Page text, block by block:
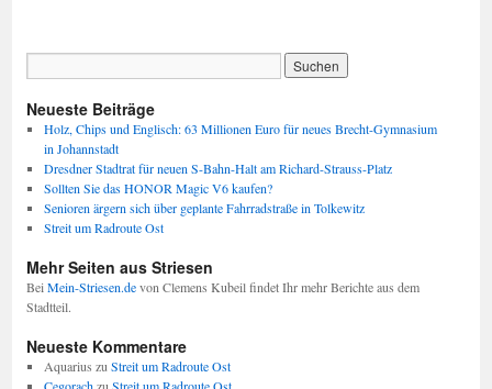
Neueste Beiträge
Holz, Chips und Englisch: 63 Millionen Euro für neues Brecht-Gymnasium
in Johannstadt
Dresdner Stadtrat für neuen S-Bahn-Halt am Richard-Strauss-Platz
Sollten Sie das HONOR Magic V6 kaufen?
Senioren ärgern sich über geplante Fahrradstraße in Tolkewitz
Streit um Radroute Ost
Mehr Seiten aus Striesen
Bei Mein-Striesen.devon Clemens Kubeil findet Ihr mehr Berichte aus dem
Stadtteil.
Neueste Kommentare
Aquarius zu Streit um Radroute Ost